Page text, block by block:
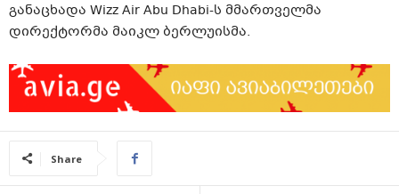
განაცხადა Wizz Air Abu Dhabi-ს მმართველმა
დირექტორმა მაიკლ ბერლუისმა.
Share